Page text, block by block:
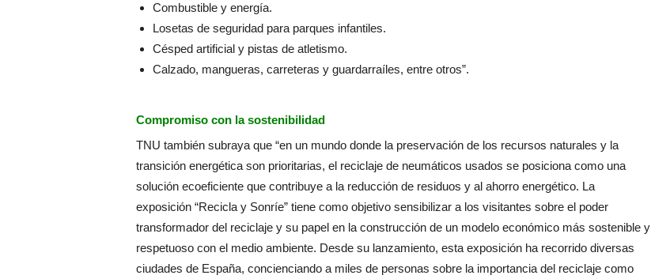
Combustible y energía.
Losetas de seguridad para parques infantiles.
Césped artificial y pistas de atletismo.
Calzado, mangueras, carreteras y guardarraíles, entre otros”.
Compromiso con la sostenibilidad
TNU también subraya que “en un mundo donde la preservación de los recursos naturales y la
transición energética son prioritarias, el reciclaje de neumáticos usados se posiciona como una
solución ecoeficiente que contribuye a la reducción de residuos y al ahorro energético. La
exposición “Recicla y Sonríe” tiene como objetivo sensibilizar a los visitantes sobre el poder
transformador del reciclaje y su papel en la construcción de un modelo económico más sostenible y
respetuoso con el medio ambiente. Desde su lanzamiento, esta exposición ha recorrido diversas
ciudades de España, concienciando a miles de personas sobre la importancia del reciclaje como